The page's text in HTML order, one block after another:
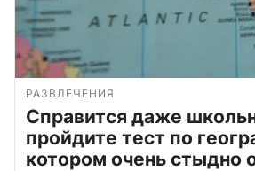
РАЗВЛЕЧЕНИЯ
Справится даже
пройдите тест по
котором очень стыдно